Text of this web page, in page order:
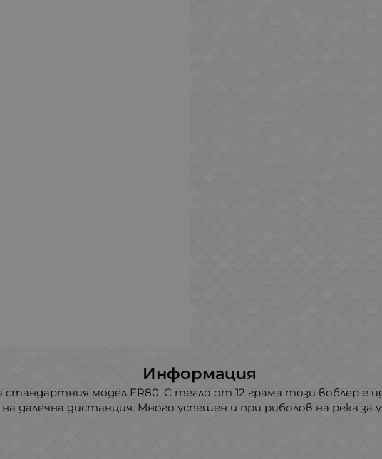
Информация
стандартния модел FR80. С тегло от 12 грама този воблер е
далечна дистанция. Много успешен и при риболов на река за